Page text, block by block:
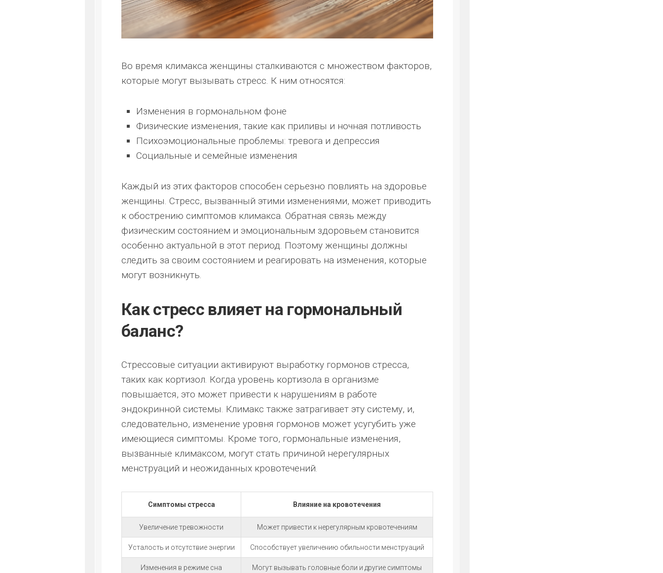
Во время климакса женщины сталкиваются с множеством факторов,
которые могут вызывать стресс. К ним относятся:
Изменения в гормональном фоне
Физические изменения, такие как приливы и ночная потливость
Психоэмоциональные проблемы: тревога и депрессия
Социальные и семейные изменения
Каждый из этих факторов способен серьезно повлиять на здоровье
женщины. Стресс, вызванный этими изменениями, может приводить
к обострению симптомов климакса. Обратная связь между
физическим состоянием и эмоциональным здоровьем становится
особенно актуальной в этот период. Поэтому женщины должны
следить за своим состоянием и реагировать на изменения, которые
могут возникнуть.
Как стресс влияет на гормональный
баланс?
Стрессовые ситуации активируют выработку гормонов стресса,
таких как кортизол. Когда уровень кортизола в организме
повышается, это может привести к нарушениям в работе
эндокринной системы. Климакс также затрагивает эту систему, и,
следовательно, изменение уровня гормонов может усугубить уже
имеющиеся симптомы. Кроме того, гормональные изменения,
вызванные климаксом, могут стать причиной нерегулярных
менструаций и неожиданных кровотечений.
Симптомы стресса Влияние на кровотечения
Увеличение тревожности Может привести к нерегулярным кровотечениям
Усталость и отсутствие энергии Способствует увеличению обильности менструаций
Изменения в режиме сна Могут вызывать головные боли и другие симптомы